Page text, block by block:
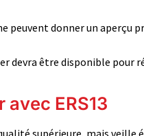
peuvent donner un aperçu
devra être disponible pour
ERS13
supérieure, mais